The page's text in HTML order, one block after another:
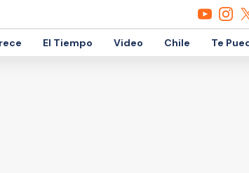
El Tiempo Video Chile Te